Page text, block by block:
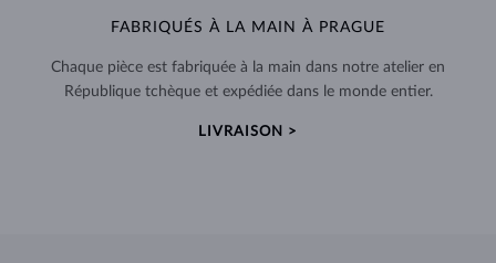
FABRIQUÉS À LA MAIN À PRAGUE
Chaque pièce est fabriquée à la main dans notre atelier en
République tchèque et expédiée dans le monde entier.
LIVRAISON >